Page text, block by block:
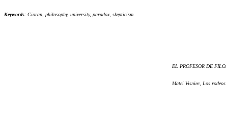
Keywords: Cioran, philosophy, university, paradox, skepticism.
EL PROFESOR DE
Matei Visniec, Los